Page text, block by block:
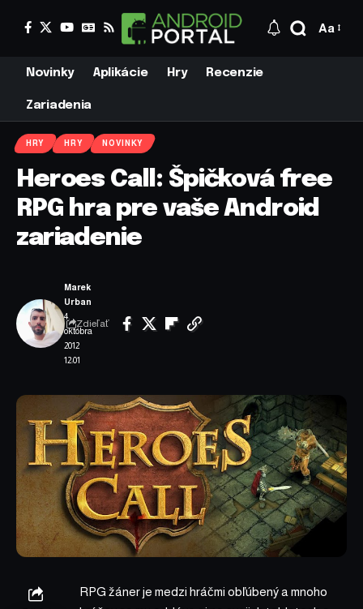
Aa
Novinky Aplikácie Hry Recenzie
Zariadenia
HRY HRY NOVINKY
Heroes Call: Špičková free
RPG hra pre vaše Android
zariadenie
4.
októbra
2012
12:01
Marek
Urban
Zdieľať
RPG žáner je medzi hráčmi obľúbený a mnoho